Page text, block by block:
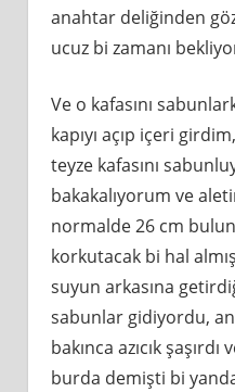
anahtar deliğinden
ucuz bi zamanı
Ve o kafasını
kapıyı açıp içeri
teyze kafasını
bakakalıyorum ve
normalde 26 cm
korkutacak bi hal
suyun arkasına
sabunlar gidiyordu,
bakınca azıcık
burda demişti bi